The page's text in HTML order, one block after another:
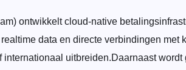
ontwikkelt cloud-native
data en directe verbindingen met
internationaal uitbreiden.Daarnaast wordt